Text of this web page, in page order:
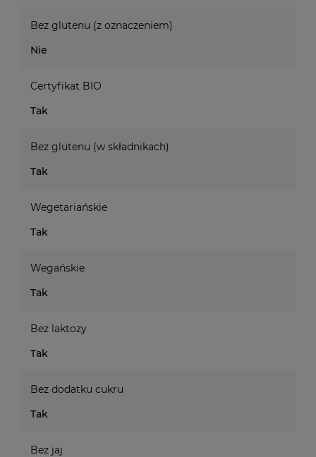
Bez glutenu (z oznaczeniem)
Nie
Certyfikat BIO
Tak
Bez glutenu (w składnikach)
Tak
Wegetariańskie
Tak
Wegańskie
Tak
Bez laktozy
Tak
Bez dodatku cukru
Tak
Bez jaj